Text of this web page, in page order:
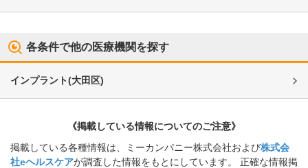
各条件で他の医療機関を探す
インプラント(大田区)
《掲載している情報についてのご注意》
掲載している各種情報は、ミーカンパニー株式会社および株式会
社eヘルスケアが調査した情報をもとにしています。 正確な情報掲